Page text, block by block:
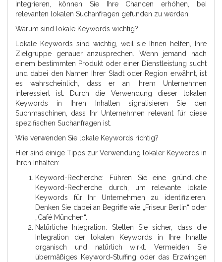
integrieren, können Sie Ihre Chancen erhöhen, bei
relevanten lokalen Suchanfragen gefunden zu werden.
Warum sind lokale Keywords wichtig?
Lokale Keywords sind wichtig, weil sie Ihnen helfen, Ihre
Zielgruppe genauer anzusprechen. Wenn jemand nach
einem bestimmten Produkt oder einer Dienstleistung sucht
und dabei den Namen Ihrer Stadt oder Region erwähnt, ist
es wahrscheinlich, dass er an Ihrem Unternehmen
interessiert ist. Durch die Verwendung dieser lokalen
Keywords in Ihren Inhalten signalisieren Sie den
Suchmaschinen, dass Ihr Unternehmen relevant für diese
spezifischen Suchanfragen ist.
Wie verwenden Sie lokale Keywords richtig?
Hier sind einige Tipps zur Verwendung lokaler Keywords in
Ihren Inhalten:
Keyword-Recherche: Führen Sie eine gründliche
Keyword-Recherche durch, um relevante lokale
Keywords für Ihr Unternehmen zu identifizieren.
Denken Sie dabei an Begriffe wie „Friseur Berlin“ oder
„Café München“.
Natürliche Integration: Stellen Sie sicher, dass die
Integration der lokalen Keywords in Ihre Inhalte
organisch und natürlich wirkt. Vermeiden Sie
übermäßiges Keyword-Stuffing oder das Erzwingen